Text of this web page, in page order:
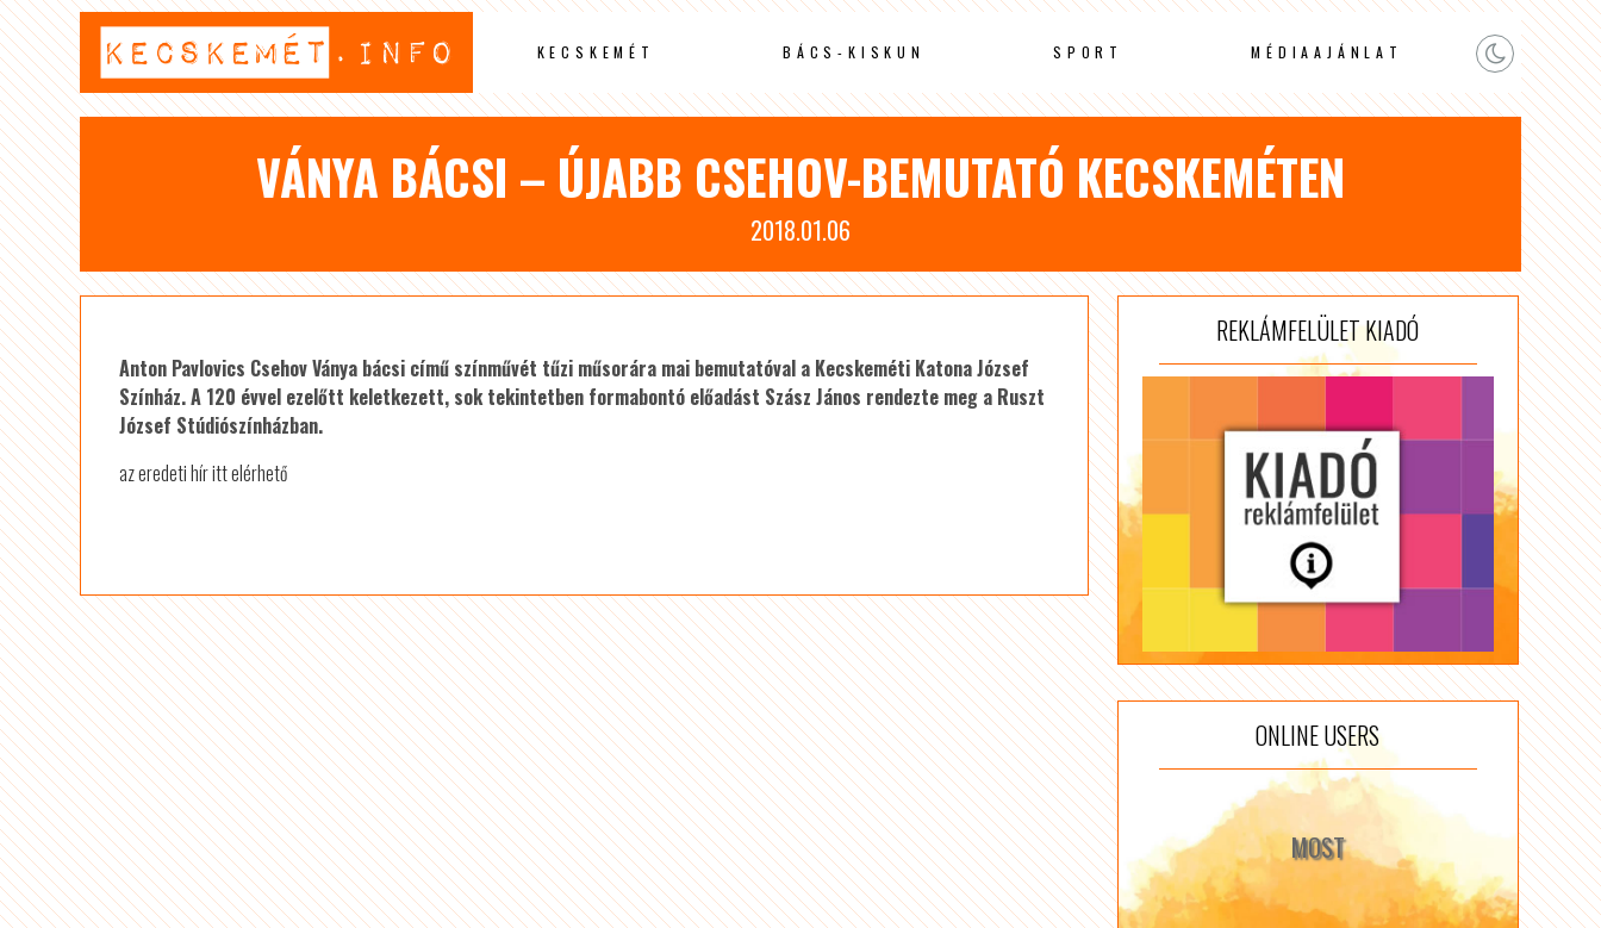
KECSKEMÉT BÁCS-KISKUN SPORT MÉDIAAJÁNLAT
VÁNYA BÁCSI – ÚJABB CSEHOV-BEMUTATÓ KECSKEMÉTEN
2018.01.06
Anton Pavlovics Csehov Ványa bácsi című színművét tűzi műsorára mai bemutatóval a Kecskeméti Katona József
Színház. A 120 évvel ezelőtt keletkezett, sok tekintetben formabontó előadást Szász János rendezte meg a Ruszt
József Stúdiószínházban.
az eredeti hír itt elérhető
REKLÁMFELÜLET KIADÓ
ONLINE USERS
MOST